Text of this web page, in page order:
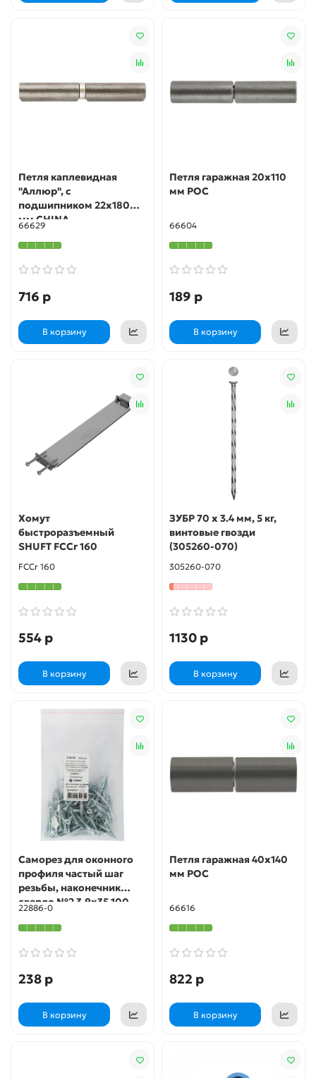
Петля каплевидная
"Аллюр", с
подшипником 22х180
мм CHINA
66629
716 р
В корзину
Петля гаражная 20х110
мм РОС
66604
189 р
В корзину
Хомут
быстроразъемный
SHUFT FCCr 160
FCCr 160
554 р
В корзину
ЗУБР 70 x 3.4 мм, 5 кг,
винтовые гвозди
(305260-070)
305260-070
1130 р
В корзину
Саморез для оконного
профиля частый шаг
резьбы, наконечник
сверло №2 3.9х35 100
22886-0
238 р
В корзину
Петля гаражная 40х140
мм РОС
66616
822 р
В корзину